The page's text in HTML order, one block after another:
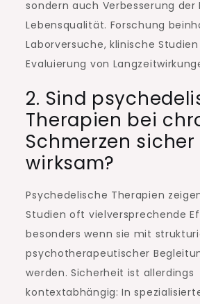
sondern auch Verbesserung der
Lebensqualität. Forschung
Laborversuche, klinische
Evaluierung von
2. Sind
Therapien bei
Schmerzen
wirksam?
Psychedelische Therapien
Studien oft vielversprechende
besonders wenn sie mit
psychotherapeutischer
werden. Sicherheit ist allerdings
kontextabhängig: In